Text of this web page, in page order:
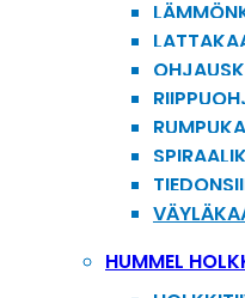
HUMMEL